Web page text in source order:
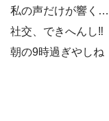
私の声だけが響く…
社交、できへんし‼︎
朝の9時過ぎやしね